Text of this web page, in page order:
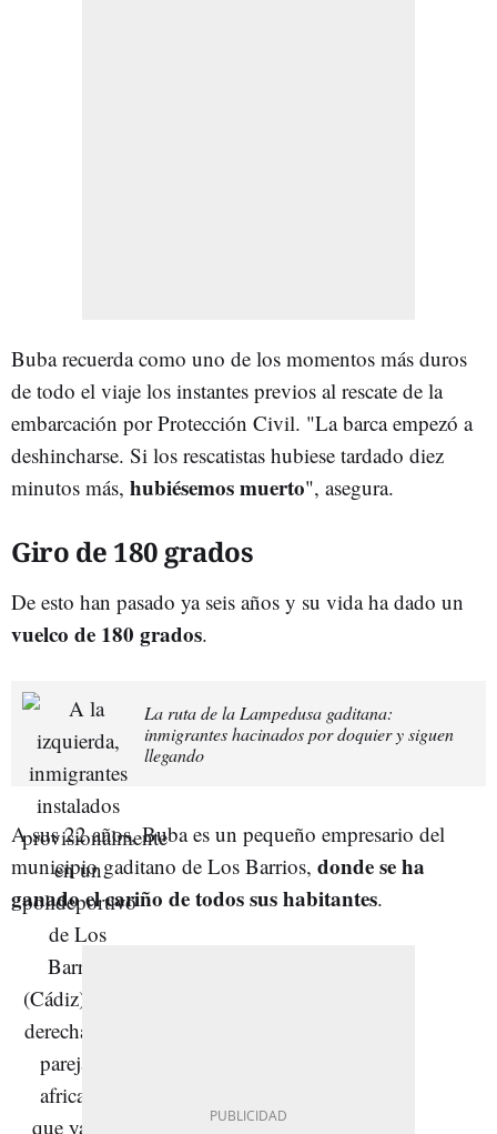
Buba recuerda como uno de los momentos más duros
de todo el viaje los instantes previos al rescate de la
embarcación por Protección Civil. "La barca empezó a
deshincharse. Si los rescatistas hubiese tardado diez
minutos más, hubiésemos muerto", asegura.
Giro de 180 grados
De esto han pasado ya seis años y su vida ha dado un
vuelco de 180 grados.
La ruta de la Lampedusa gaditana:
inmigrantes hacinados por doquier y siguen
llegando
A sus 22 años, Buba es un pequeño empresario del
municipio gaditano de Los Barrios, donde se ha
ganado el cariño de todos sus habitantes.